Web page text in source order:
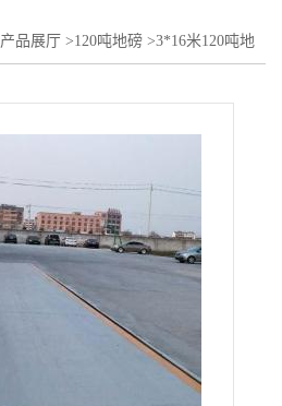
产品展厅 >120吨地磅 >3*16米120吨地